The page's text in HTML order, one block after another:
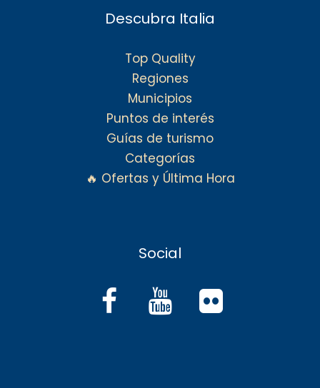
Descubra Italia
Top Quality
Regiones
Municipios
Puntos de interés
Guías de turismo
Categorías
🔥 Ofertas y Última Hora
Social